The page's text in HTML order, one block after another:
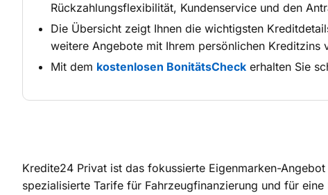
Rückzahlungsflexibilität, Kundenservice und den
Die Übersicht zeigt Ihnen die wichtigsten
weitere Angebote mit Ihrem persönlichen Kreditzins
Mit dem kostenlosen BonitätsCheck erhalten Sie
Kredite24 Privat ist das fokussierte Eigenmarken-
spezialisierte Tarife für Fahrzeugfinanzierung und für